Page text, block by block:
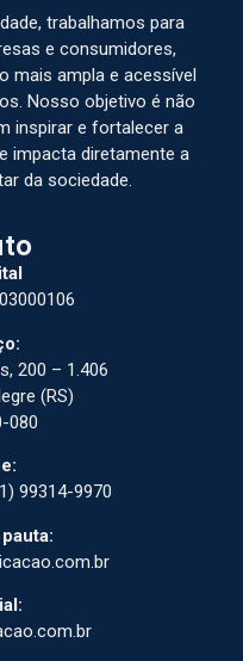
trabalhamos para
e consumidores,
mais ampla e acessível
Nosso objetivo é não
inspirar e fortalecer a
impacta diretamente a
da sociedade.
200 – 1.406
(RS)
080
99314-9970